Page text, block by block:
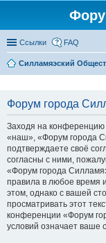
Ссылки FAQ
Силламяэский
Форум города
Заходя на
«наш», «Форум города
подтверждаете своё
согласны с ними,
«Форум города
правила в любое время
этом, однако с вашей
просматривать этот
конференции «Форум
условий означает ваше